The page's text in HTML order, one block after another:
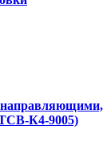
направляющими,
К4-9005)